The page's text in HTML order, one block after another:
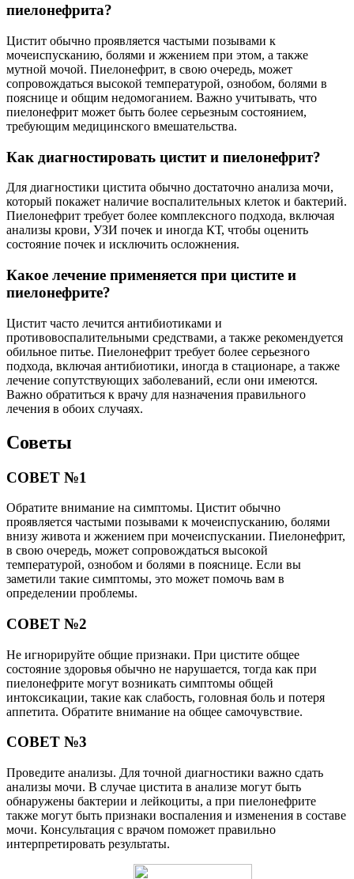
пиелонефрита?
Цистит обычно проявляется частыми позывами к
мочеиспусканию, болями и жжением при этом, а также
мутной мочой. Пиелонефрит, в свою очередь, может
сопровождаться высокой температурой, ознобом, болями в
пояснице и общим недомоганием. Важно учитывать, что
пиелонефрит может быть более серьезным состоянием,
требующим медицинского вмешательства.
Как диагностировать цистит и пиелонефрит?
Для диагностики цистита обычно достаточно анализа мочи,
который покажет наличие воспалительных клеток и бактерий.
Пиелонефрит требует более комплексного подхода, включая
анализы крови, УЗИ почек и иногда КТ, чтобы оценить
состояние почек и исключить осложнения.
Какое лечение применяется при цистите и
пиелонефрите?
Цистит часто лечится антибиотиками и
противовоспалительными средствами, а также рекомендуется
обильное питье. Пиелонефрит требует более серьезного
подхода, включая антибиотики, иногда в стационаре, а также
лечение сопутствующих заболеваний, если они имеются.
Важно обратиться к врачу для назначения правильного
лечения в обоих случаях.
Советы
СОВЕТ №1
Обратите внимание на симптомы. Цистит обычно
проявляется частыми позывами к мочеиспусканию, болями
внизу живота и жжением при мочеиспускании. Пиелонефрит,
в свою очередь, может сопровождаться высокой
температурой, ознобом и болями в пояснице. Если вы
заметили такие симптомы, это может помочь вам в
определении проблемы.
СОВЕТ №2
Не игнорируйте общие признаки. При цистите общее
состояние здоровья обычно не нарушается, тогда как при
пиелонефрите могут возникать симптомы общей
интоксикации, такие как слабость, головная боль и потеря
аппетита. Обратите внимание на общее самочувствие.
СОВЕТ №3
Проведите анализы. Для точной диагностики важно сдать
анализы мочи. В случае цистита в анализе могут быть
обнаружены бактерии и лейкоциты, а при пиелонефрите
также могут быть признаки воспаления и изменения в составе
мочи. Консультация с врачом поможет правильно
интерпретировать результаты.